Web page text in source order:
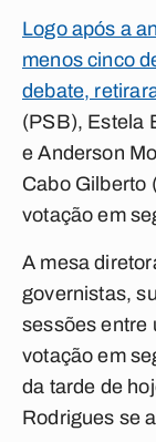
Logo após a
menos cinco
debate,
(PSB), Estela
e Anderson
Cabo Gilberto
votação em
A mesa
governistas,
sessões entre
votação em
da tarde de
Rodrigues se